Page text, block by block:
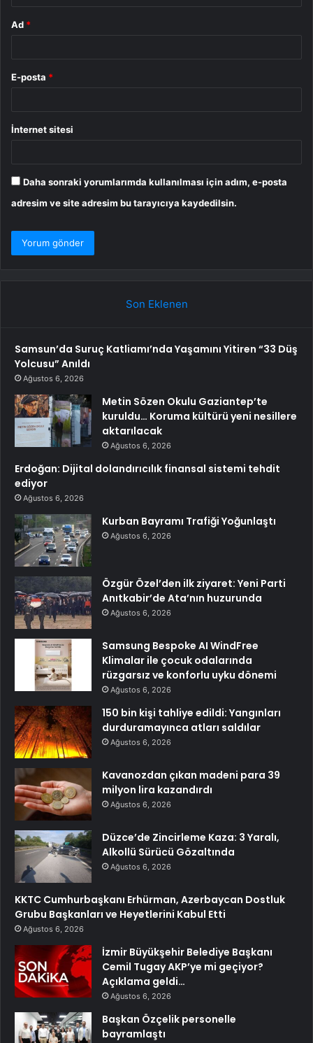
Ad *
E-posta *
İnternet sitesi
Daha sonraki yorumlarımda kullanılması için adım, e-posta
adresim ve site adresim bu tarayıcıya kaydedilsin.
Son Eklenen
Samsun’da Suruç Katliamı’nda Yaşamını Yitiren “33 Düş
Yolcusu” Anıldı
Ağustos 6, 2026
Metin Sözen Okulu Gaziantep’te
kuruldu… Koruma kültürü yeni nesillere
aktarılacak
Ağustos 6, 2026
Erdoğan: Dijital dolandırıcılık finansal sistemi tehdit
ediyor
Ağustos 6, 2026
Kurban Bayramı Trafiği Yoğunlaştı
Ağustos 6, 2026
Özgür Özel’den ilk ziyaret: Yeni Parti
Anıtkabir’de Ata’nın huzurunda
Ağustos 6, 2026
Samsung Bespoke AI WindFree
Klimalar ile çocuk odalarında
rüzgarsız ve konforlu uyku dönemi
Ağustos 6, 2026
150 bin kişi tahliye edildi: Yangınları
durduramayınca atları saldılar
Ağustos 6, 2026
Kavanozdan çıkan madeni para 39
milyon lira kazandırdı
Ağustos 6, 2026
Düzce’de Zincirleme Kaza: 3 Yaralı,
Alkollü Sürücü Gözaltında
Ağustos 6, 2026
KKTC Cumhurbaşkanı Erhürman, Azerbaycan Dostluk
Grubu Başkanları ve Heyetlerini Kabul Etti
Ağustos 6, 2026
İzmir Büyükşehir Belediye Başkanı
Cemil Tugay AKP’ye mi geçiyor?
Açıklama geldi…
Ağustos 6, 2026
Başkan Özçelik personelle
bayramlaştı